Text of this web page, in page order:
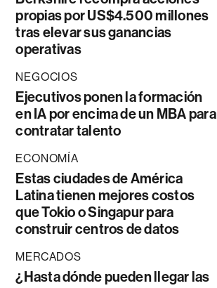
propias por US$4.500 millones
tras elevar sus ganancias
operativas
NEGOCIOS
Ejecutivos ponen la formación
en IA por encima de un MBA para
contratar talento
ECONOMÍA
Estas ciudades de América
Latina tienen mejores costos
que Tokio o Singapur para
construir centros de datos
MERCADOS
¿Hasta dónde pueden llegar las